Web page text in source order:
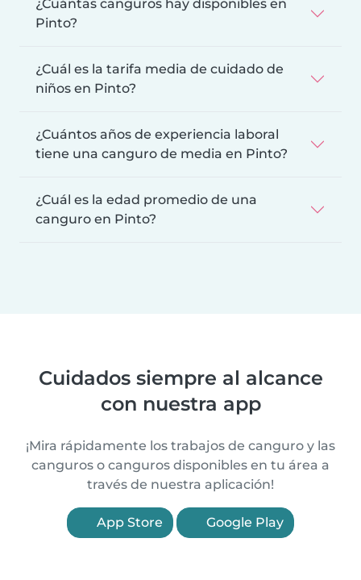
¿Cuántas canguros hay disponibles en
Pinto?
¿Cuál es la tarifa media de cuidado de
niños en Pinto?
¿Cuántos años de experiencia laboral
tiene una canguro de media en Pinto?
¿Cuál es la edad promedio de una
canguro en Pinto?
Cuidados siempre al alcance
con nuestra app
¡Mira rápidamente los trabajos de canguro y las
canguros o canguros disponibles en tu área a
través de nuestra aplicación!
App Store Google Play